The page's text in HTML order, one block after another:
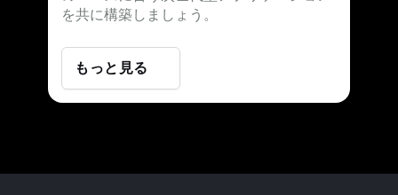
を共に構築しましょう。
もっと見る